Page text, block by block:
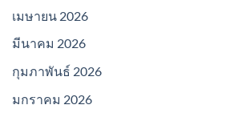
เมษายน 2026
มีนาคม 2026
กุมภาพันธ์ 2026
มกราคม 2026